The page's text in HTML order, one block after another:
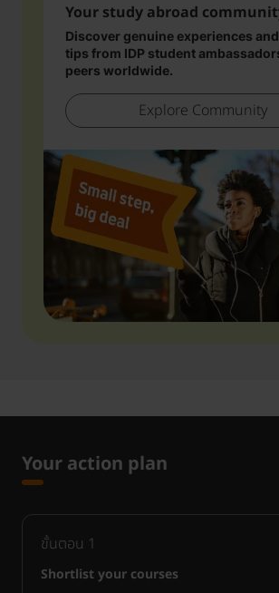
Your study abroad
Discover genuine experiences
tips from IDP student
peers worldwide.
Explore Community
Your action plan
ขั้นตอน 1
Shortlist your courses